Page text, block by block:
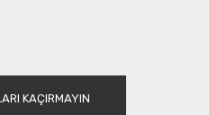
KAÇIRMAYIN